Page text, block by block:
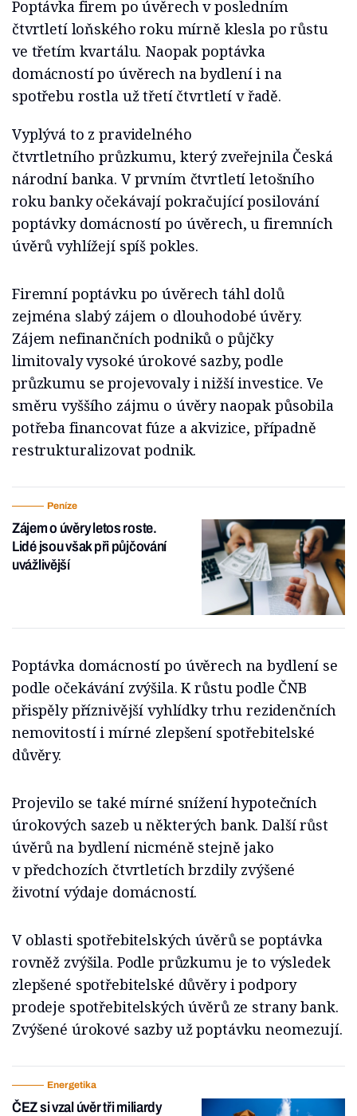
Poptávka firem po úvěrech v posledním
čtvrtletí loňského roku mírně klesla po růstu
ve třetím kvartálu. Naopak poptávka
domácností po úvěrech na bydlení i na
spotřebu rostla už třetí čtvrtletí v řadě.
Vyplývá to z pravidelného
čtvrtletního průzkumu, který zveřejnila Česká
národní banka. V prvním čtvrtletí letošního
roku banky očekávají pokračující posilování
poptávky domácností po úvěrech, u firemních
úvěrů vyhlížejí spíš pokles.
Firemní poptávku po úvěrech táhl dolů
zejména slabý zájem o dlouhodobé úvěry.
Zájem nefinančních podniků o půjčky
limitovaly vysoké úrokové sazby, podle
průzkumu se projevovaly i nižší investice. Ve
směru vyššího zájmu o úvěry naopak působila
potřeba financovat fúze a akvizice, případně
restrukturalizovat podnik.
Peníze
Zájem o úvěry letos roste.
Lidé jsou však při půjčování
uvážlivější
Poptávka domácností po úvěrech na bydlení se
podle očekávání zvýšila. K růstu podle ČNB
přispěly příznivější vyhlídky trhu rezidenčních
nemovitostí i mírné zlepšení spotřebitelské
důvěry.
Projevilo se také mírné snížení hypotečních
úrokových sazeb u některých bank. Další růst
úvěrů na bydlení nicméně stejně jako
v předchozích čtvrtletích brzdily zvýšené
životní výdaje domácností.
V oblasti spotřebitelských úvěrů se poptávka
rovněž zvýšila. Podle průzkumu je to výsledek
zlepšené spotřebitelské důvěry i podpory
prodeje spotřebitelských úvěrů ze strany bank.
Zvýšené úrokové sazby už poptávku neomezují.
Energetika
ČEZ si vzal úvěr tři miliardy